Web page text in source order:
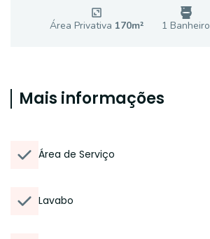
Área Privativa 170m² 1 Banheiro
Mais informações
Área de Serviço
Lavabo